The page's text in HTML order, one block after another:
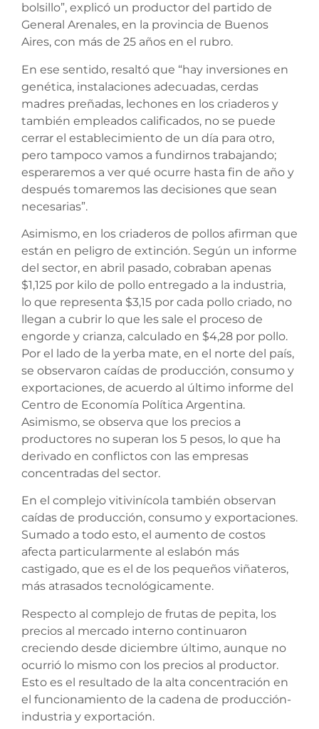
bolsillo”, explicó un productor del partido de
General Arenales, en la provincia de Buenos
Aires, con más de 25 años en el rubro.
En ese sentido, resaltó que “hay inversiones en
genética, instalaciones adecuadas, cerdas
madres preñadas, lechones en los criaderos y
también empleados calificados, no se puede
cerrar el establecimiento de un día para otro,
pero tampoco vamos a fundirnos trabajando;
esperaremos a ver qué ocurre hasta fin de año y
después tomaremos las decisiones que sean
necesarias”.
Asimismo, en los criaderos de pollos afirman que
están en peligro de extinción. Según un informe
del sector, en abril pasado, cobraban apenas
$1,125 por kilo de pollo entregado a la industria,
lo que representa $3,15 por cada pollo criado, no
llegan a cubrir lo que les sale el proceso de
engorde y crianza, calculado en $4,28 por pollo.
Por el lado de la yerba mate, en el norte del país,
se observaron caídas de producción, consumo y
exportaciones, de acuerdo al último informe del
Centro de Economía Política Argentina.
Asimismo, se observa que los precios a
productores no superan los 5 pesos, lo que ha
derivado en conflictos con las empresas
concentradas del sector.
En el complejo vitivinícola también observan
caídas de producción, consumo y exportaciones.
Sumado a todo esto, el aumento de costos
afecta particularmente al eslabón más
castigado, que es el de los pequeños viñateros,
más atrasados tecnológicamente.
Respecto al complejo de frutas de pepita, los
precios al mercado interno continuaron
creciendo desde diciembre último, aunque no
ocurrió lo mismo con los precios al productor.
Esto es el resultado de la alta concentración en
el funcionamiento de la cadena de producción-
industria y exportación.